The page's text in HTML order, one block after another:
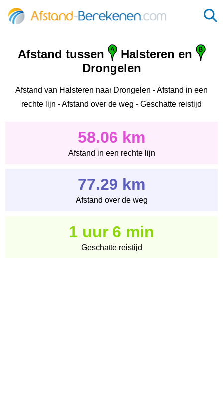
Afstand tussen
Halsteren en
Drongelen
Afstand van Halsteren naar Drongelen - Afstand in een
rechte lijn - Afstand over de weg - Geschatte reistijd
58.06 km
Afstand in een rechte lijn
77.29 km
Afstand over de weg
1 uur 6 min
Geschatte reistijd